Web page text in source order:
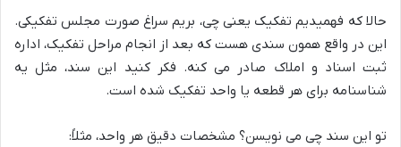
حالا که فهمیدیم تفکیک یعنی چی، بریم سراغ صورت مجلس تفکیکی.
این در واقع همون سندی هست که بعد از انجام مراحل تفکیک، اداره
ثبت اسناد و املاک صادر می کنه. فکر کنید این سند، مثل یه
شناسنامه برای هر قطعه یا واحد تفکیک شده است.
تو این سند چی می نویسن؟ مشخصات دقیق هر واحد، مثلاً: